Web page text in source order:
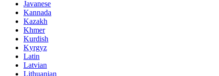
Javanese
Kannada
Kazakh
Khmer
Kurdish
Kyrgyz
Latin
Latvian
Lithuanian